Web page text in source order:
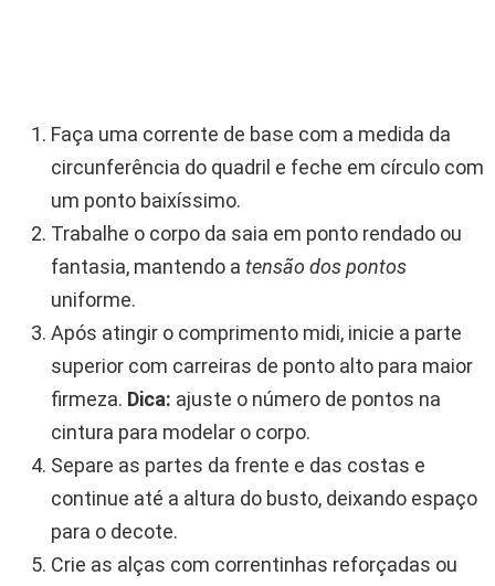
Faça uma corrente de base com a medida da
circunferência do quadril e feche em círculo com
um ponto baixíssimo.
Trabalhe o corpo da saia em ponto rendado ou
fantasia, mantendo a tensão dos pontos
uniforme.
Após atingir o comprimento midi, inicie a parte
superior com carreiras de ponto alto para maior
firmeza. Dica: ajuste o número de pontos na
cintura para modelar o corpo.
Separe as partes da frente e das costas e
continue até a altura do busto, deixando espaço
para o decote.
Crie as alças com correntinhas reforçadas ou